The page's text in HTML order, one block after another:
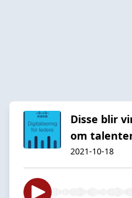
Disse blir
om
2021-10-18